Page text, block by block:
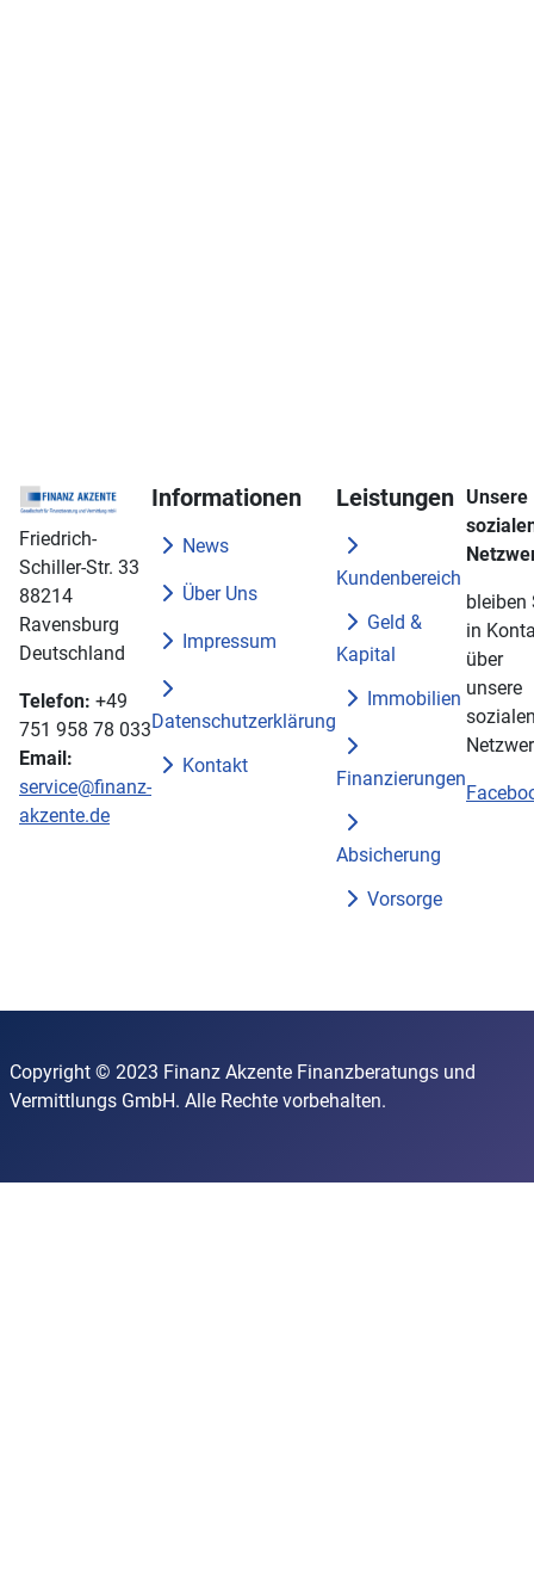
Friedrich-
Schiller-Str. 33
88214
Ravensburg
Deutschland
Telefon: +49
751 958 78 033
Email:
service@finanz-
akzente.de
Informationen
News
Über Uns
Impressum
Datenschutzerklärung
Kontakt
Leistungen
Kundenbereich
Geld &
Kapital
Immobilien
Finanzierungen
Absicherung
Vorsorge
Unsere
bleiben
in
über
unsere
Copyright © 2023 Finanz Akzente Finanzberatungs und
Vermittlungs GmbH. Alle Rechte vorbehalten.